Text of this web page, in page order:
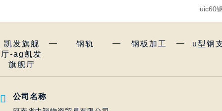
uic60
凯发旗舰
厅-ag凯发
旗舰厅
— 钢轨 — 钢板加工 — u型钢
 公司名称